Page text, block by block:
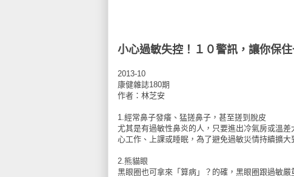
小心過敏失控！１０警訊，讓你保
2013-10
康健雜誌180期
作者：林芝安
1.經常鼻子發癢、猛搓鼻子，甚至搓到脫皮
尤其是有過敏性鼻炎的人，只要進出冷氣房或溫
心工作、上課或睡眠，為了避免過敏災情持續擴大
2.熊貓眼
黑眼圈也可拿來「算病」？的確，黑眼圈跟過敏